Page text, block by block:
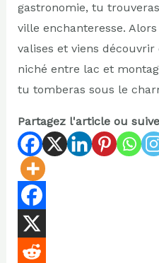
gastronomie, tu
ville enchanteresse.
valises et viens
niché entre lac et
tu tomberas sous le
Partagez l'article ou